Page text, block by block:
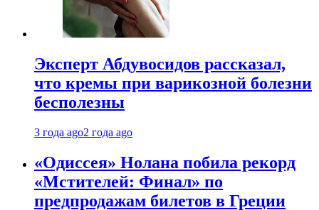
Эксперт Абдувосидов рассказал,
что кремы при варикозной болезни
бесполезны
3 года ago2 года ago
«Одиссея» Нолана побила рекорд
«Мстителей: Финал» по
предпродажам билетов в Греции